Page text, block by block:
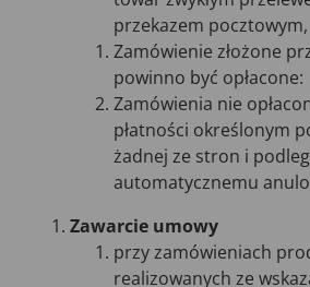
przekazem pocztowym,
Zamówienie złożone
powinno być opłacone:
Zamówienia nie
płatności określonym
żadnej ze stron i
automatycznemu
Zawarcie umowy
przy zamówieniach
realizowanych ze